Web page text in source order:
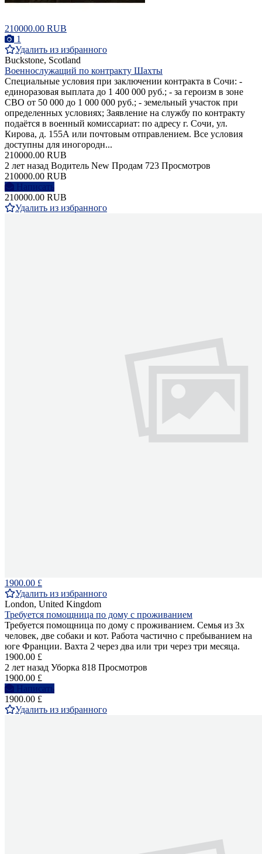
210000.00 RUB
1
Удалить из избранного
Buckstone, Scotland
Военнослужащий по контракту Шахты
Специальные условия при заключении контракта в Сочи: -
единоразовая выплата до 1 400 000 руб.; - за героизм в зоне
СВО от 50 000 до 1 000 000 руб.; - земельный участок при
определенных условиях; Заявление на службу по контракту
подаётся в военный комиссариат: по адресу г. Сочи, ул.
Кирова, д. 155А или почтовым отправлением. Все условия
доступны для иногородн...
210000.00 RUB
2 лет назад Водитель New Продам 723 Просмотров
210000.00 RUB
Написать
210000.00 RUB
Удалить из избранного
1900.00 £
Удалить из избранного
London, United Kingdom
Требуется помощница по дому с проживанием
Требуется помощница по дому с проживанием. Семья из 3х
человек, две собаки и кот. Работа частично с пребыванием на
юге Франции. Вахта 2 через два или три через три месяца.
1900.00 £
2 лет назад Уборка 818 Просмотров
1900.00 £
Написать
1900.00 £
Удалить из избранного